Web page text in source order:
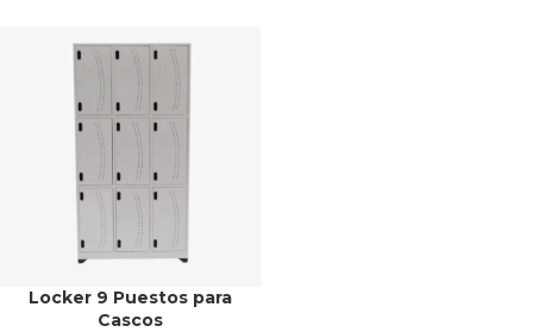
Locker 9 Puestos para
Cascos